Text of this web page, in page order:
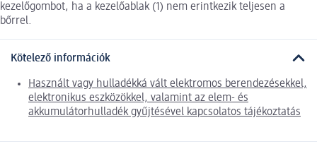
kezelőgombot, ha a kezelőablak (1) nem erintkezik teljesen a
bőrrel.
Kötelező információk
Használt vagy hulladékká vált elektromos berendezésekkel,
elektronikus eszközökkel, valamint az elem- és
akkumulátorhulladék gyűjtésével kapcsolatos tájékoztatás